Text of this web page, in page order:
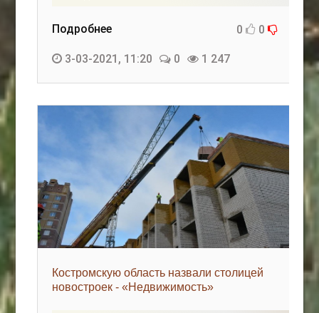
Подробнее 0 0
3-03-2021, 11:20 0 1 247
Костромскую область назвали столицей
новостроек - «Недвижимость»